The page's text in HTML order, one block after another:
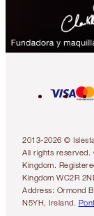
2013-2026 ©
All rights reserved.
Kingdom.
Kingdom WC2R
Address: Ormond
N5YH, Ireland.